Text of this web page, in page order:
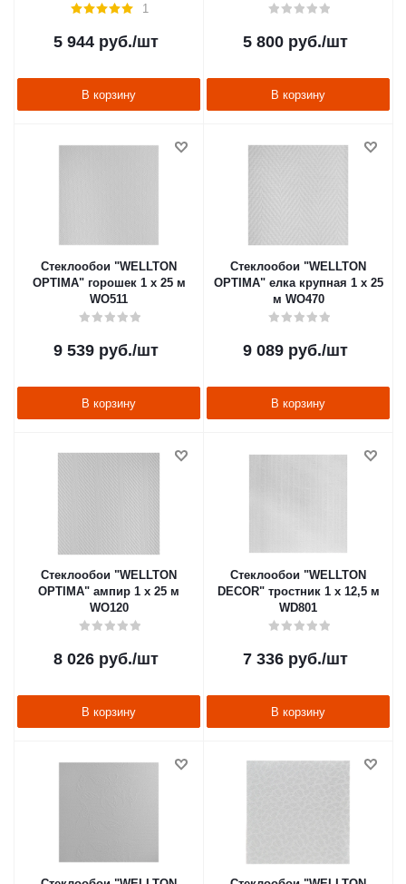
1
5 944руб./шт
В корзину
5 800руб./шт
В корзину
Стеклообои "WELLTON
OPTIMA" горошек 1 х 25 м
WO511
9 539руб./шт
В корзину
Стеклообои "WELLTON
OPTIMA" елка крупная 1 х 25
м WO470
9 089руб./шт
В корзину
Стеклообои "WELLTON
OPTIMA" ампир 1 х 25 м
WO120
8 026руб./шт
В корзину
Стеклообои "WELLTON
DECOR" тростник 1 х 12,5 м
WD801
7 336руб./шт
В корзину